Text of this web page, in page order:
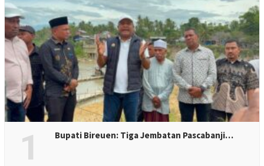
1 Bupati Bireuen: Tiga Jembatan Pascabanji…